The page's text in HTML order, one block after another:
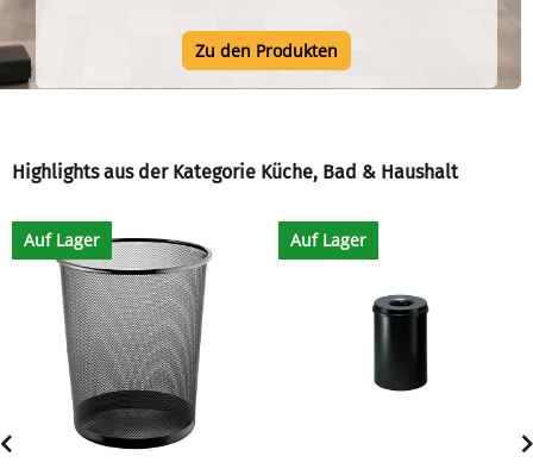
Zu den Produkten
Highlights aus der Kategorie Küche, Bad & Haushalt
Auf Lager Auf Lager